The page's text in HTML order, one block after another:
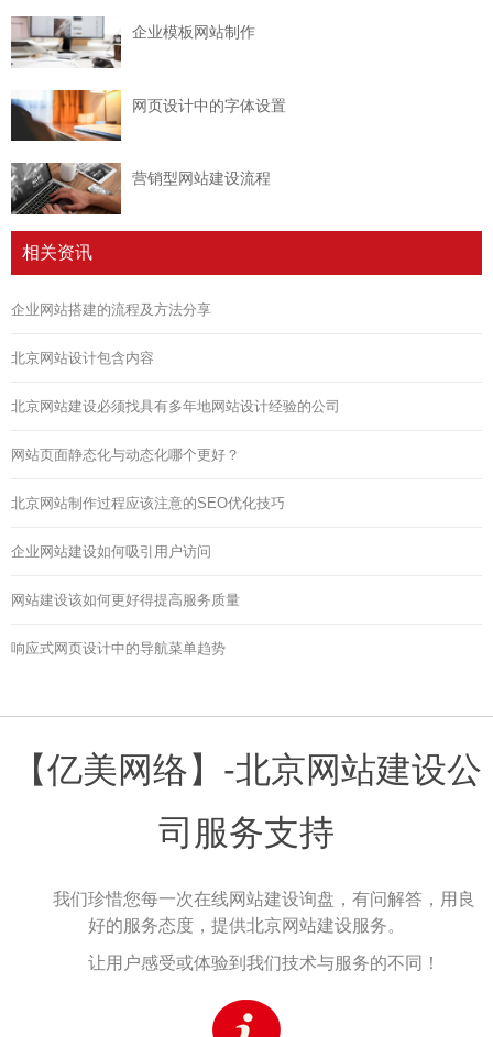
企业模板网站制作
网页设计中的字体设置
营销型网站建设流程
相关资讯
企业网站搭建的流程及方法分享
北京网站设计包含内容
北京网站建设必须找具有多年地网站设计经验的公司
网站页面静态化与动态化哪个更好？
北京网站制作过程应该注意的SEO优化技巧
企业网站建设如何吸引用户访问
网站建设该如何更好得提高服务质量
响应式网页设计中的导航菜单趋势
【亿美网络】-北京网站建设公
司服务支持
我们珍惜您每一次在线网站建设询盘，有问解答，用良
好的服务态度，提供北京网站建设服务。
让用户感受或体验到我们技术与服务的不同！